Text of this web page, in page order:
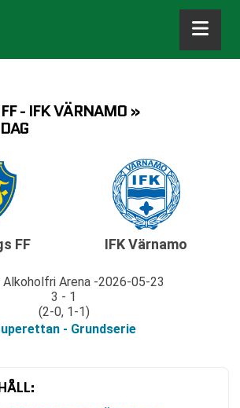
- IFK VÄRNAMO »
FF
Alkoholfri Arena 2026-05-23
3 - 1
(2-0, 1-1)
- Grundserie
IFK Värnamo